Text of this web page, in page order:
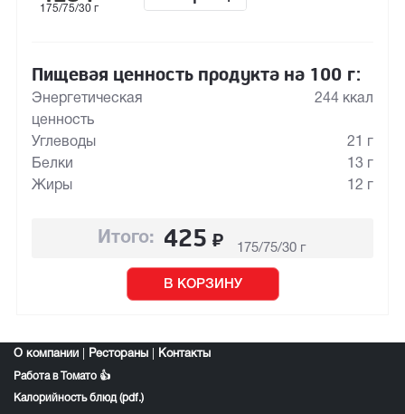
175/75/30 г
Пищевая ценность продукта на 100 г:
Энергетическая
ценность
244 ккал
Углеводы
21 г
Белки
13 г
Жиры
12 г
Итого: 425 ₽ 175/75/30 г
В КОРЗИНУ
О компании Рестораны Контакты
Работа в Томато 👍
Калорийность блюд (pdf.)